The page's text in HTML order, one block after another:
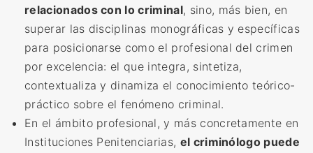
relacionados con lo criminal, sino, más bien, en
superar las disciplinas monográficas y específicas
para posicionarse como el profesional del crimen
por excelencia: el que integra, sintetiza,
contextualiza y dinamiza el conocimiento teórico-
práctico sobre el fenómeno criminal.
En el ámbito profesional, y más concretamente en
Instituciones Penitenciarias, el criminólogo puede